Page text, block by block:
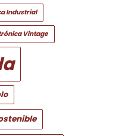
Industrial
Vintage